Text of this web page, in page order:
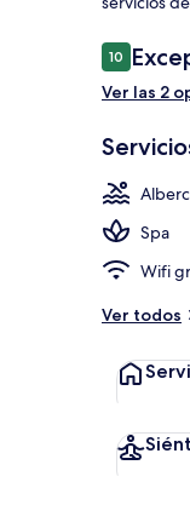
1010 de 10,
Ver las 2
Spa
Wifi
Ver todos